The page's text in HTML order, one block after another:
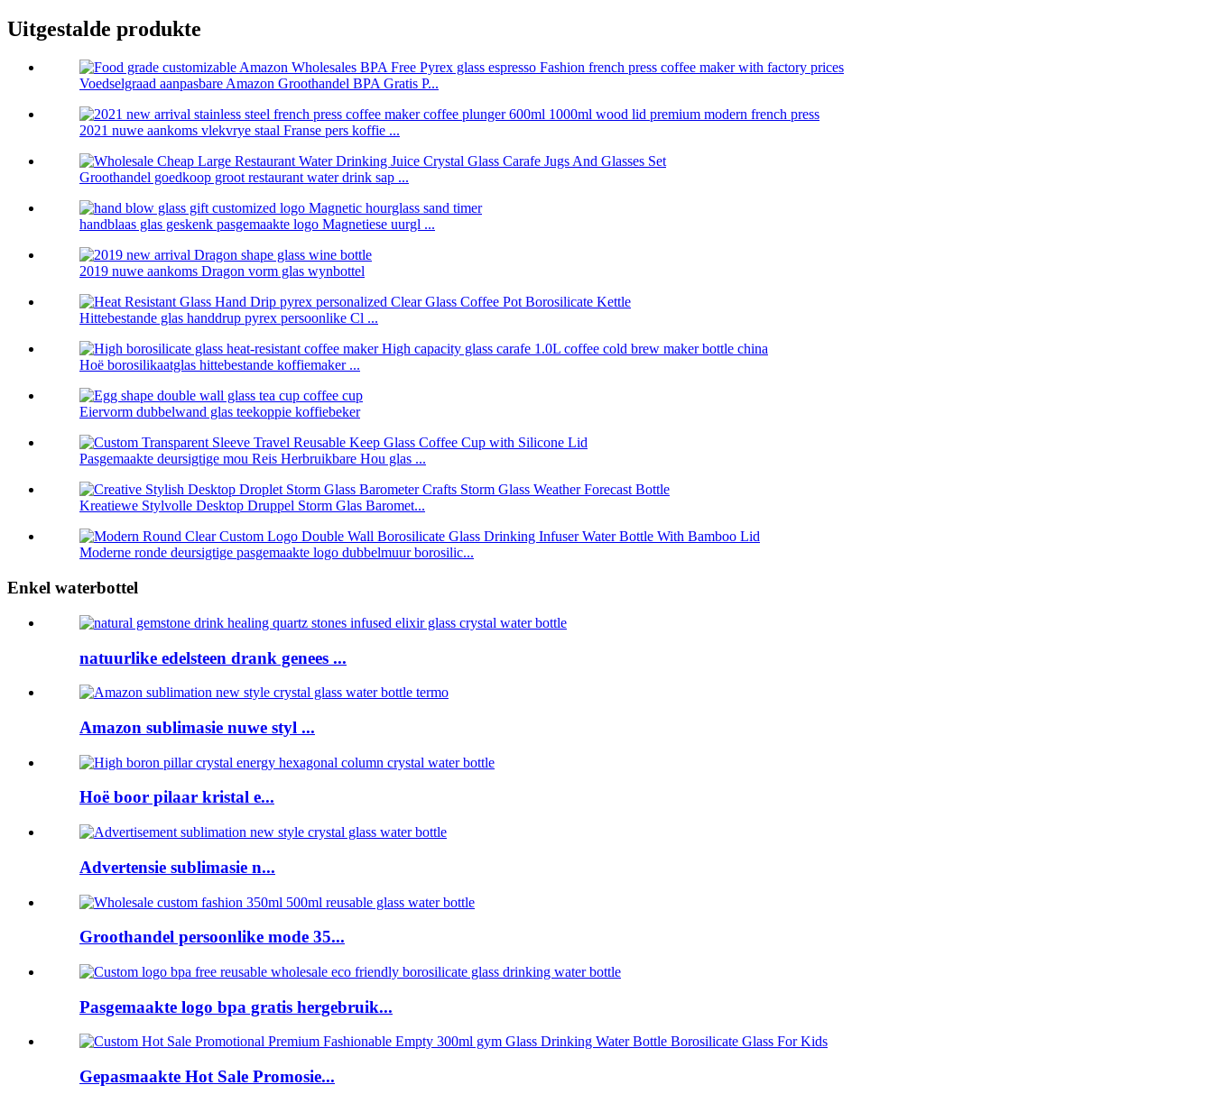
Uitgestalde produkte
Voedselgraad aanpasbare Amazon Groothandel BPA Gratis P...
2021 nuwe aankoms vlekvrye staal Franse pers koffie ...
Groothandel goedkoop groot restaurant water drink sap ...
handblaas glas geskenk pasgemaakte logo Magnetiese uurgl ...
2019 nuwe aankoms Dragon vorm glas wynbottel
Hittebestande glas handdrup pyrex persoonlike Cl ...
Hoë borosilikaatglas hittebestande koffiemaker ...
Eiervorm dubbelwand glas teekoppie koffiebeker
Pasgemaakte deursigtige mou Reis Herbruikbare Hou glas ...
Kreatiewe Stylvolle Desktop Druppel Storm Glas Baromet...
Moderne ronde deursigtige pasgemaakte logo dubbelmuur borosilic...
Enkel waterbottel
natuurlike edelsteen drank genees ...
Amazon sublimasie nuwe styl ...
Hoë boor pilaar kristal e...
Advertensie sublimasie n...
Groothandel persoonlike mode 35...
Pasgemaakte logo bpa gratis hergebruik...
Gepasmaakte Hot Sale Promosie...